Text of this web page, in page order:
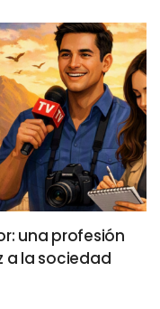
una profesión
a la sociedad